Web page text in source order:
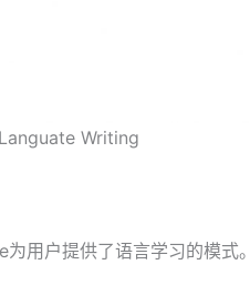
Languate Writing
用户提供了语言学习的模式。